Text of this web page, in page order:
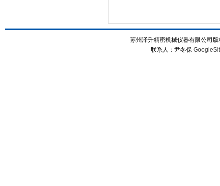
苏州泽升精密机械仪器有限公司
联系人：尹冬保